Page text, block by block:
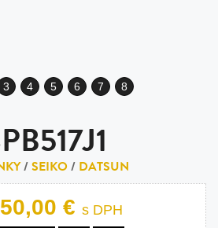
3 4 5 6 7 8
/SEIKO/ DATSUN
€ s DPH